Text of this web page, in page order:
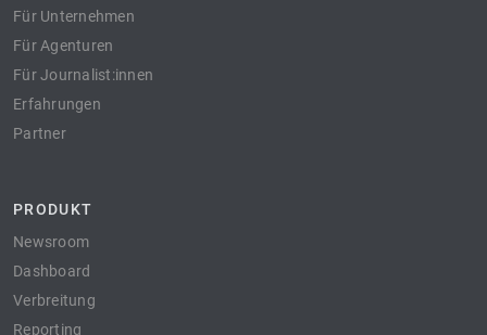
Für Unternehmen
Für Agenturen
Für Journalist:innen
Erfahrungen
Partner
PRODUKT
Newsroom
Dashboard
Verbreitung
Reporting